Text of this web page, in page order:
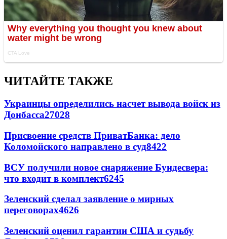
ЧИТАЙТЕ ТАКЖЕ
Украинцы определились насчет вывода войск из
Донбасса27028
Присвоение средств ПриватБанка: дело
Коломойского направлено в суд8422
ВСУ получили новое снаряжение Бундесвера:
что входит в комплект6245
Зеленский сделал заявление о мирных
переговорах4626
Зеленский оценил гарантии США и судьбу